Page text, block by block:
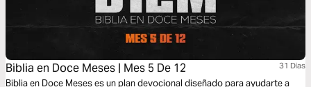
Biblia en Doce Meses | Mes 5 De 12 31 Dias
Biblia en Doce Meses es un plan devocional diseñado para ayudarte a